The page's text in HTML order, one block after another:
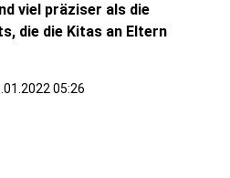
viel präziser als die
die die Kitas an Eltern
05:26